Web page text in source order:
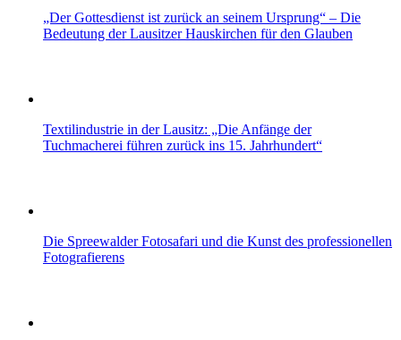
„Der Gottesdienst ist zurück an seinem Ursprung“ – Die
Bedeutung der Lausitzer Hauskirchen für den Glauben
Textilindustrie in der Lausitz: „Die Anfänge der
Tuchmacherei führen zurück ins 15. Jahrhundert“
Die Spreewalder Fotosafari und die Kunst des professionellen
Fotografierens